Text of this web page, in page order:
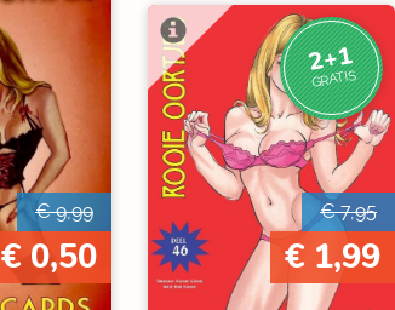
€ 9,99
€ 0,50
2+1
GRATIS
€ 7,95
€ 1,99